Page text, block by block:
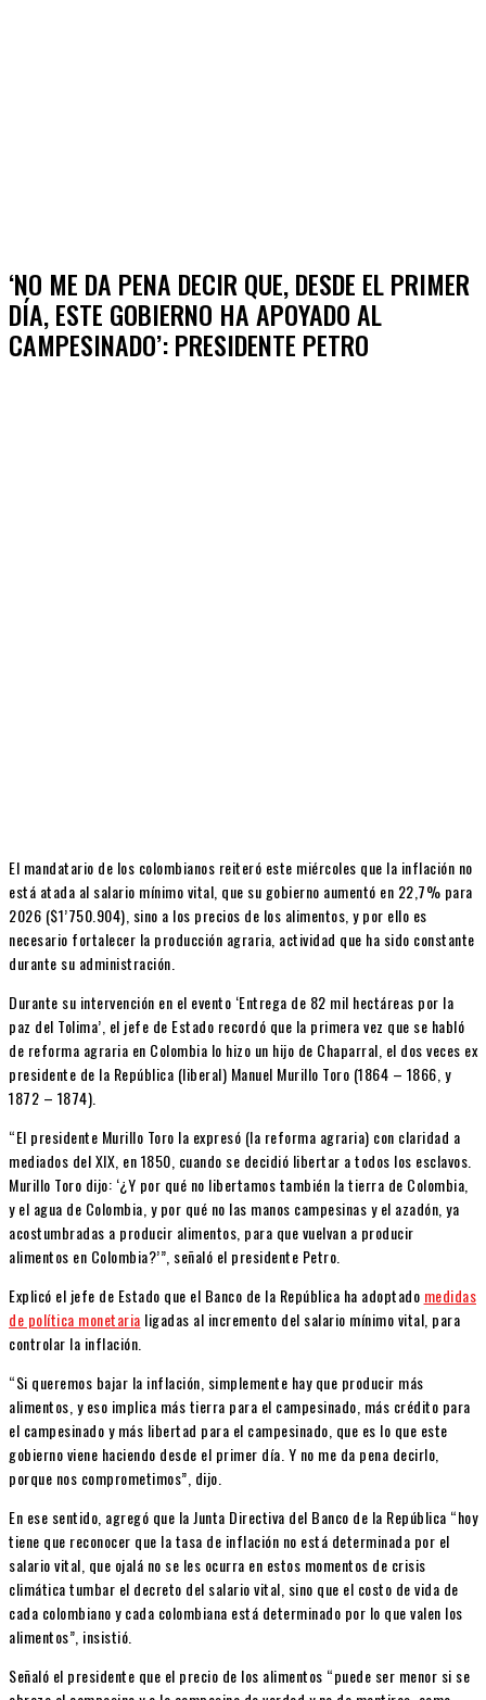
‘NO ME DA PENA DECIR QUE, DESDE EL PRIMER
DÍA, ESTE GOBIERNO HA APOYADO AL
CAMPESINADO’: PRESIDENTE PETRO
El mandatario de los colombianos reiteró este miércoles que la inflación no
está atada al salario mínimo vital, que su gobierno aumentó en 22,7% para
2026 ($1’750.904), sino a los precios de los alimentos, y por ello es
necesario fortalecer la producción agraria, actividad que ha sido constante
durante su administración.
Durante su intervención en el evento ‘Entrega de 82 mil hectáreas por la
paz del Tolima’, el jefe de Estado recordó que la primera vez que se habló
de reforma agraria en Colombia lo hizo un hijo de Chaparral, el dos veces ex
presidente de la República (liberal) Manuel Murillo Toro (1864 – 1866, y
1872 – 1874).
“El presidente Murillo Toro la expresó (la reforma agraria) con claridad a
mediados del XIX, en 1850, cuando se decidió libertar a todos los esclavos.
Murillo Toro dijo: ‘¿Y por qué no libertamos también la tierra de Colombia,
y el agua de Colombia, y por qué no las manos campesinas y el azadón, ya
acostumbradas a producir alimentos, para que vuelvan a producir
alimentos en Colombia?’”, señaló el presidente Petro.
Explicó el jefe de Estado que el Banco de la República ha adoptado medidas
de política monetaria​ ligadas al incremento del salario mínimo vital, para
controlar la inflación.
“Si queremos bajar la inflación, simplemente hay que producir más
alimentos, y eso implica más tierra para el campesinado, más crédito para
el campesinado y más libertad para el campesinado, que es lo que este
gobierno viene haciendo desde el primer día. Y no me da pena decirlo,
porque nos comprometimos”, dijo.
En ese sentido, agregó que la Junta Directiva del Banco de la República “hoy
tiene que reconocer que la tasa de inflación no está determinada por el
salario vital, que ojalá no se les ocurra en estos momentos de crisis
climática tumbar el decreto del salario vital, sino que el costo de vida de
cada colombiano y cada colombiana está determinado por lo que valen los
alimentos”, insistió.
Señaló el presidente que el precio de los alimentos “puede ser menor si se